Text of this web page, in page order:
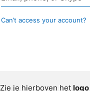
Can’t access your account?
Zie je hierboven het